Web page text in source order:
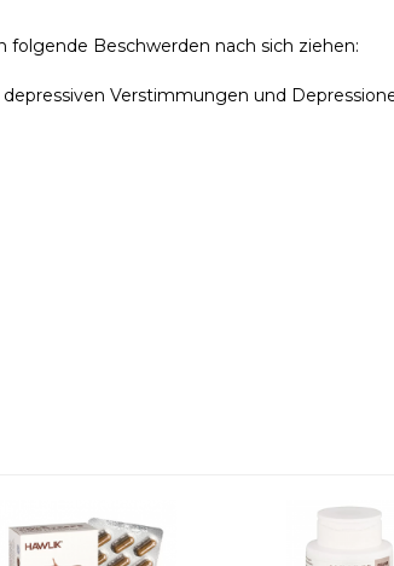
folgende Beschwerden nach sich ziehen:
Verstimmungen und